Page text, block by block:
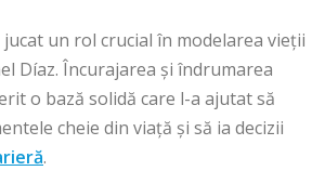
un rol crucial în modelarea vieții
Díaz. Încurajarea și îndrumarea
o bază solidă care l-a ajutat să
cheie din viață și să ia decizii
.